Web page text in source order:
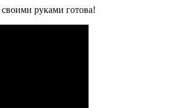
своими руками готова!